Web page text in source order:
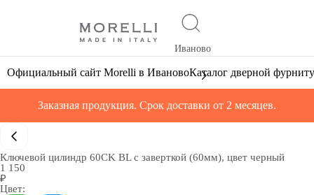
Иваново
Официальный сайт Morelli в ИвановоКаталог дверной
Заказная продукция. Срок доставки от 2 месяцев.
Ключевой цилиндр 60CK BL с заверткой (60мм), цвет черный
1 150
₽
Цвет: